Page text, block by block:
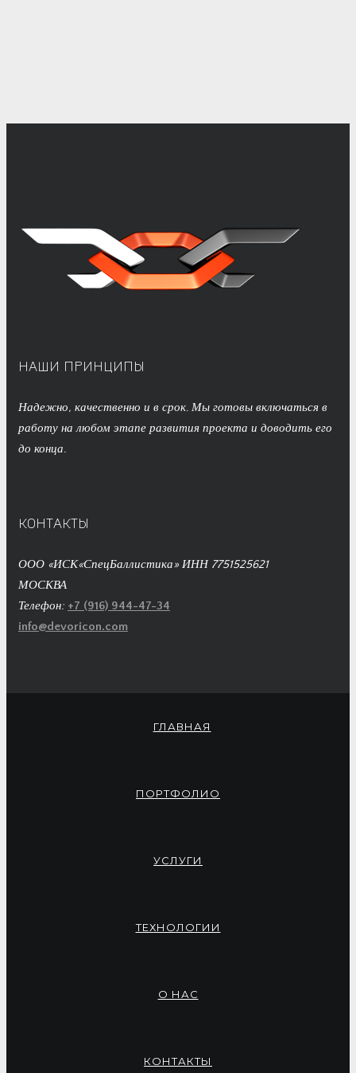
НАШИ ПРИНЦИПЫ
Надежно, качественно и в срок. Мы готовы включаться в
работу на любом этапе развития проекта и доводить его
до конца.
КОНТАКТЫ
ООО «ИСК«СпецБаллистика» ИНН 7751525621
МОСКВА
Телефон: +7 (916) 944-47-34
info@devoricon.com
ГЛАВНАЯ
ПОРТФОЛИО
УСЛУГИ
ТЕХНОЛОГИИ
О НАС
КОНТАКТЫ